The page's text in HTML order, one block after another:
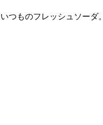
いつものフレッシュソーダ。